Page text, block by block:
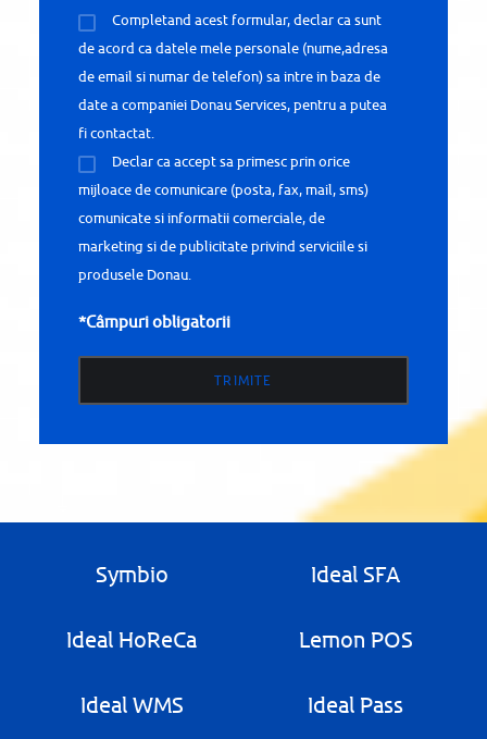
Completand acest formular, declar ca sunt
de acord ca datele mele personale (nume,adresa
de email si numar de telefon) sa intre in baza de
date a companiei Donau Services, pentru a putea
fi contactat.
Declar ca accept sa primesc prin orice
mijloace de comunicare (posta, fax, mail, sms)
comunicate si informatii comerciale, de
marketing si de publicitate privind serviciile si
produsele Donau.
*Câmpuri obligatorii
Symbio Ideal SFA
Ideal HoReCa Lemon POS
Ideal WMS Ideal Pass